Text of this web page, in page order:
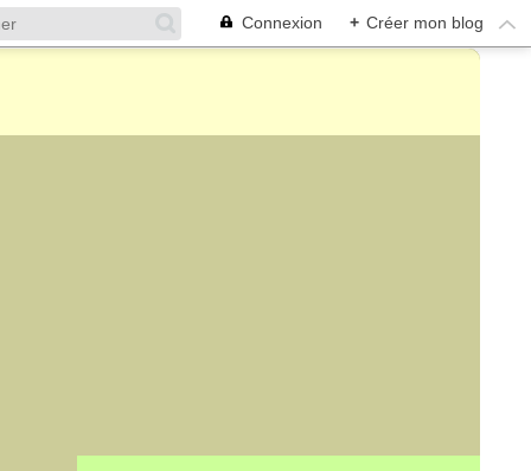
Connexion + Créer mon blog